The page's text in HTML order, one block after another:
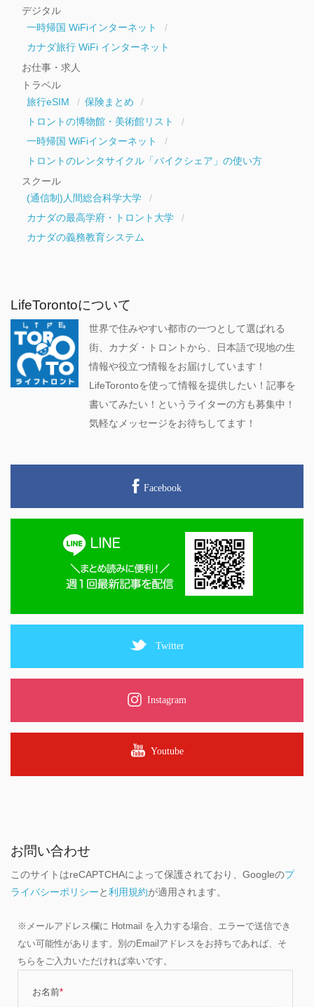
デジタル
一時帰国 WiFiインターネット
カナダ旅行 WiFi インターネット
お仕事・求人
トラベル
旅行eSIM
保険まとめ
トロントの博物館・美術館リスト
一時帰国 WiFiインターネット
トロントのレンタサイクル「バイクシェア」の使い方
スクール
(通信制)人間総合科学大学
カナダの最高学府・トロント大学
カナダの義務教育システム
LifeTorontoについて
世界で住みやすい都市の一つとして選ばれる
街、カナダ・トロントから、日本語で現地の生
情報や役立つ情報をお届けしています！
LifeTorontoを使って情報を提供したい！記事を
書いてみたい！というライターの方も募集中！
気軽なメッセージをお待ちしてます！
Facebook
Twitter
Instagram
Youtube
お問い合わせ
このサイトはreCAPTCHAによって保護されており、Googleのプ
ライバシーポリシーと利用規約が適用されます。
※メールアドレス欄に Hotmail を入力する場合、エラーで送信でき
ない可能性があります。別のEmailアドレスをお持ちであれば、そ
ちらをご入力いただければ幸いです。
お名前*